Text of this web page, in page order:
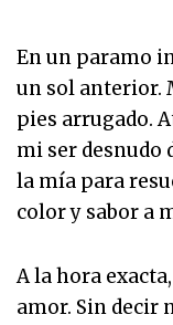
En un paramo
un sol anterior.
pies arrugado.
mi ser desnudo
la mía para
color y sabor a
A la hora
amor. Sin decir